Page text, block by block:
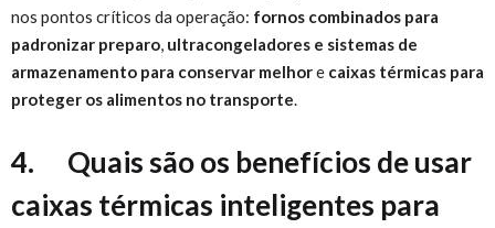
nos pontos críticos da operação: fornos combinados para
padronizar preparo, ultracongeladores e sistemas de
armazenamento para conservar melhore caixas térmicas para
proteger os alimentos no transporte.
4. Quais são os benefícios de usar
caixas térmicas inteligentes para